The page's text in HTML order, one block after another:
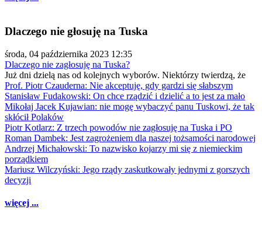
Dlaczego nie głosuję na Tuska
środa, 04 października 2023 12:35
Dlaczego nie zagłosuję na Tuska?
Już dni dzielą nas od kolejnych wyborów. Niektórzy twierdzą, że
Prof. Piotr Czauderna: Nie akceptuję, gdy gardzi się słabszym
Stanisław Fudakowski: On chce rządzić i dzielić a to jest za mało
Mikołaj Jacek Kujawian: nie mogę wybaczyć panu Tuskowi, że tak
skłócił Polaków
Piotr Kotlarz: Z trzech powodów nie zagłosuję na Tuska i PO
Roman Dambek: Jest zagrożeniem dla naszej tożsamości narodowej
Andrzej Michałowski: To nazwisko kojarzy mi się z niemieckim
porządkiem
Mariusz Wilczyński: Jego rządy zaskutkowały jednymi z gorszych
decyzji
więcej ...